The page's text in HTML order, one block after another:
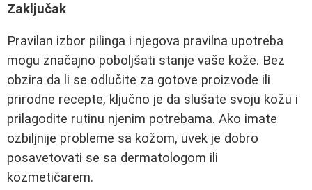
Zaključak
Pravilan izbor pilinga i njegova pravilna upotreba
mogu značajno poboljšati stanje vaše kože. Bez
obzira da li se odlučite za gotove proizvode ili
prirodne recepte, ključno je da slušate svoju kožu i
prilagodite rutinu njenim potrebama. Ako imate
ozbiljnije probleme sa kožom, uvek je dobro
posavetovati se sa dermatologom ili
kozmetičarem.